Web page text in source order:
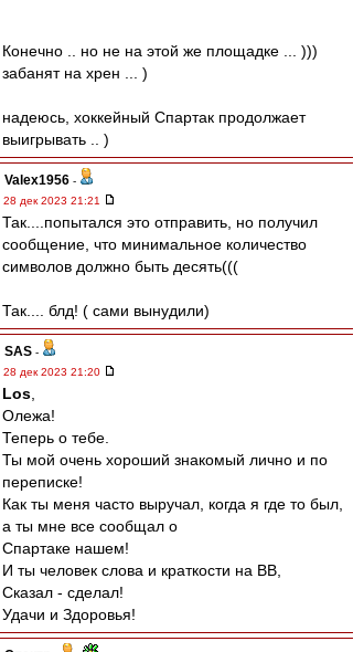
Конечно .. но не на этой же площадке ... )))
забанят на хрен ... )
надеюсь, хоккейный Спартак продолжает
выигрывать .. )
Valex1956 -
28 дек 2023 21:21
Так....попытался это отправить, но получил
сообщение, что минимальное количество
символов должно быть десять(((
Так.... блд! ( сами вынудили)
SAS -
28 дек 2023 21:20
Los
Олежа!
Теперь о тебе.
Ты мой очень хороший знакомый лично и по
переписке!
Как ты меня часто выручал, когда я где то был,
а ты мне все сообщал о
Спартаке нашем!
И ты человек слова и краткости на ВВ,
Сказал - сделал!
Удачи и Здоровья!